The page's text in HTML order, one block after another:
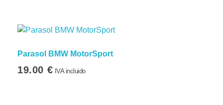
Parasol BMW MotorSport
19.00 € IVA incluido